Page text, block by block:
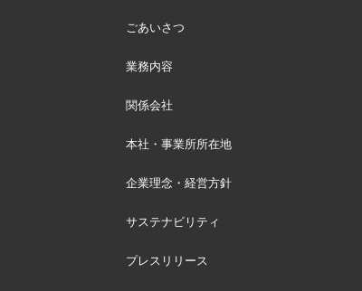
ごあいさつ
業務内容
関係会社
本社・事業所所在地
企業理念・経営方針
サステナビリティ
プレスリリース